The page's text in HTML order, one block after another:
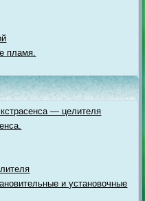
пламя.
— целителя
и установочные